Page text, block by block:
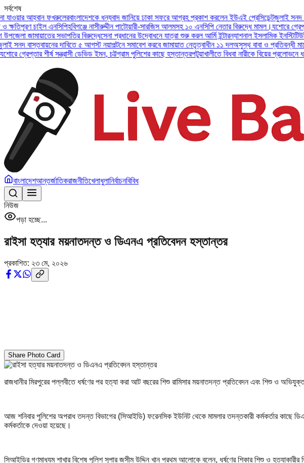
সর্বশেষ
আহ্বান ফখরুলেরবাংলাদেশকে ধন্যবাদ জানিয়ে ঢাকা সফরে আগ্রহ প্রকাশ করলেন ইউএই প্রেসিডেন্টজুলাই সনদ
চাইল এনসিপিহবিগঞ্জে নাসীরুদ্দীন পাটোয়ারী-সারজিস আলমসহ ১০ এনসিপি নেতার বিরুদ্ধে মামল।যশোরে গ্রেপ্তার
জামায়াতের সভাপতির বিরুদ্ধেসেনা প্রধানের উদ্বোধনে যাত্রা শুরু করল আর্মি ইন্টারন্যাশনাল ইসলামিক ইনস্টিটিউট
বাস্তবায়নের দাবিতে ৫ আগস্ট নয়াপল্টনে সমাবেশ করবে জামায়াত নেতৃত্বাধীন ১১ দলঅসুস্থ বাবা ও প্রতিবন্ধী মায়ের
শীর্ষ সন্ত্রাসী ডেভিড ইমন, চট্টগ্রাম পুলিশের কাছে হস্তান্তরপটুয়াখালীতে বিধবা নারীকে বিয়ের প্রলোভনে ধর্ষণ
বাংলাদেশআন্তর্জাতিকরাজনীতিখেলাধুলানির্বাচনবিবিধ
নিউজ
পড়া হচ্ছে...
রাইসা হত্যার ময়নাতদন্ত ও ডিএনএ প্রতিবেদন হস্তান্তর
প্রকাশিত: ২৩ মে, ২০২৬
Share Photo Card
রাজধানীর মিরপুরের পল্লবীতে ধর্ষণের পর হত্যা করা আট বছরের শিশু রামিসার ময়নাতদন্ত প্রতিবেদন এবং শিশু ও
আজ শনিবার পুলিশের অপরাধ তদন্ত বিভাগের (সিআইডি) ফরেনসিক ইউনিট থেকে মামলার তদন্তকারী কর্মকর্তার কাছে
কর্মকর্তাকে দেওয়া হয়েছে।
সিআইডির গণমাধ্যম শাখার বিশেষ পুলিশ সুপার জসীম উদ্দিন খান প্রথম আলোকে বলেন, ধর্ষণের শিকার শিশু ও